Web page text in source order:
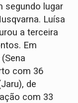
segundo lugar
Luísa
a terceira
Em
com 36
de
com 33